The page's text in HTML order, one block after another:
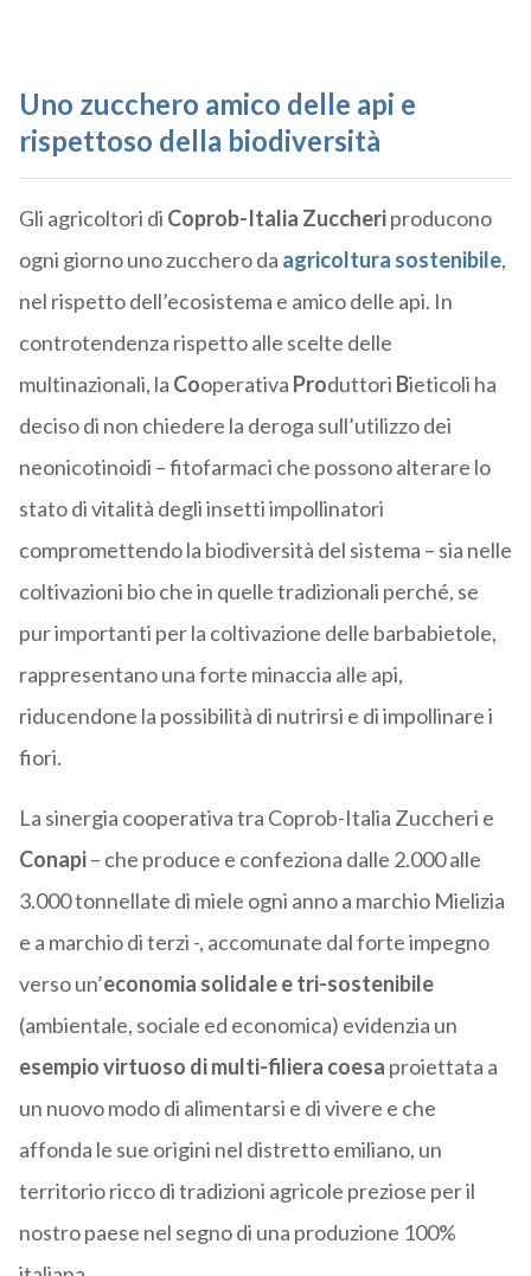
Uno zucchero amico delle api e
rispettoso della biodiversità
Gli agricoltori di Coprob-Italia Zuccheriproducono
ogni giorno uno zucchero da agricoltura sostenibile,
nel rispetto dell’ecosistema e amico delle api. In
controtendenza rispetto alle scelte delle
multinazionali, la Cooperativa Produttori Bieticoli ha
deciso di non chiedere la deroga sull’utilizzo dei
neonicotinoidi – fitofarmaci che possono alterare lo
stato di vitalità degli insetti impollinatori
compromettendo la biodiversità del sistema – sia nelle
coltivazioni bio che in quelle tradizionali perché, se
pur importanti per la coltivazione delle barbabietole,
rappresentano una forte minaccia alle api,
riducendone la possibilità di nutrirsi e di impollinare i
fiori.
La sinergia cooperativa tra Coprob-Italia Zuccheri e
Conapi– che produce e confeziona dalle 2.000 alle
3.000 tonnellate di miele ogni anno a marchio Mielizia
e a marchio di terzi -, accomunate dal forte impegno
verso un’economia solidale e tri-sostenibile
(ambientale, sociale ed economica) evidenzia un
esempio virtuoso di multi-filiera coesa proiettata a
un nuovo modo di alimentarsi e di vivere e che
affonda le sue origini nel distretto emiliano, un
territorio ricco di tradizioni agricole preziose per il
nostro paese nel segno di una produzione 100%